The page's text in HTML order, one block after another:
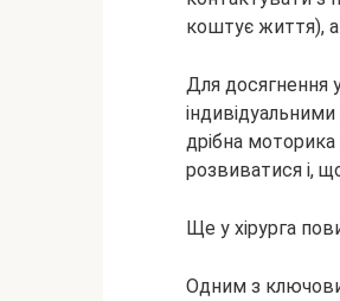
коштує життя),
Для досягнення
індивідуальними
дрібна
розвиватися і,
Ще у хірурга
Одним з